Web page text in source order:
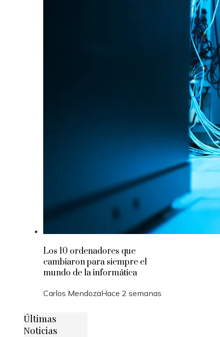
Los 10 ordenadores que
cambiaron para siempre el
mundo de la informática
Carlos MendozaHace 2 semanas
Últimas
Noticias